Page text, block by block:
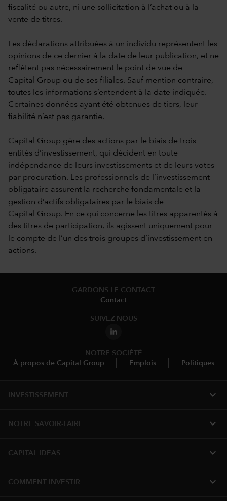
fiscalité ou autre, ni une sollicitation à l’achat ou à la
vente de titres.
Les déclarations attribuées à un individu représentent les
opinions de ce dernier à la date de leur publication, et ne
reflètent pas nécessairement le point de vue de
Capital Group ou de ses filiales. Sauf mention contraire,
toutes les informations s’entendent à la date indiquée.
Certaines données ayant été obtenues de tiers, leur
fiabilité n’est pas garantie.
Capital Group gère des actions par le biais de trois
entités d’investissement, qui décident en toute
indépendance de leurs investissements et de leurs votes
par procuration. Les professionnels de l’investissement
obligataire assurent la recherche fondamentale et la
gestion d’actifs obligataires par le biais de
Capital Group. En ce qui concerne les titres apparentés à
des titres de participation, ils agissent uniquement pour
le compte de l’un des trois groupes d’investissement en
actions.
GARDONS LE CONTACT
Contact
SUIVEZ-NOUS
NOTRE SOCIÉTÉ
À propos de Capital Group
Emplois Politiques
INVESTISSEMENT expand_more
NOTRE SAVOIR-FAIRE expand_more
CAPITAL IDEAS expand_more
COMMENT INVESTIR expand_more